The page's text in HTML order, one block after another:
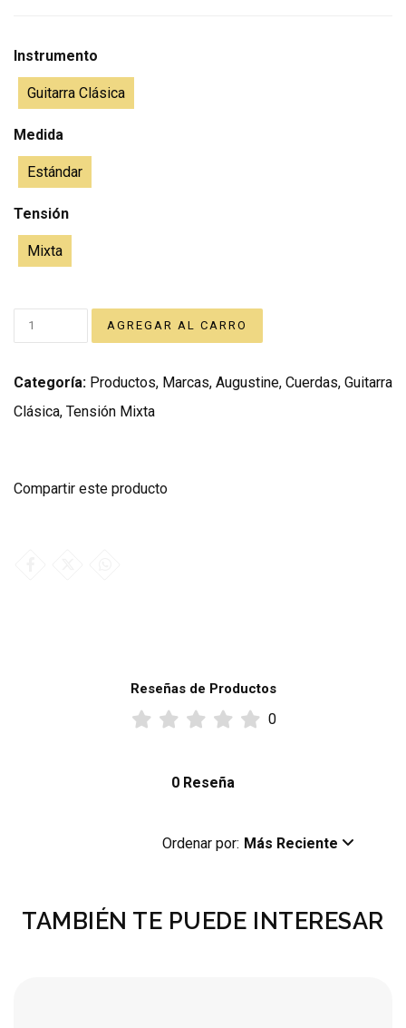
Instrumento
Guitarra Clásica
Medida
Estándar
Tensión
Mixta
Categoría: Productos, Marcas, Augustine, Cuerdas, Guitarra
Clásica, Tensión Mixta
Compartir este producto
Reseñas de Productos
0
0 Reseña
Ordenar por: Más Reciente
TAMBIÉN TE PUEDE INTERESAR